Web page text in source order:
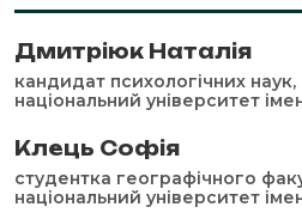
Дмитріюк Наталія
кандидат психологічних
національний університет
Клець Софія
студентка географічного
національний університет